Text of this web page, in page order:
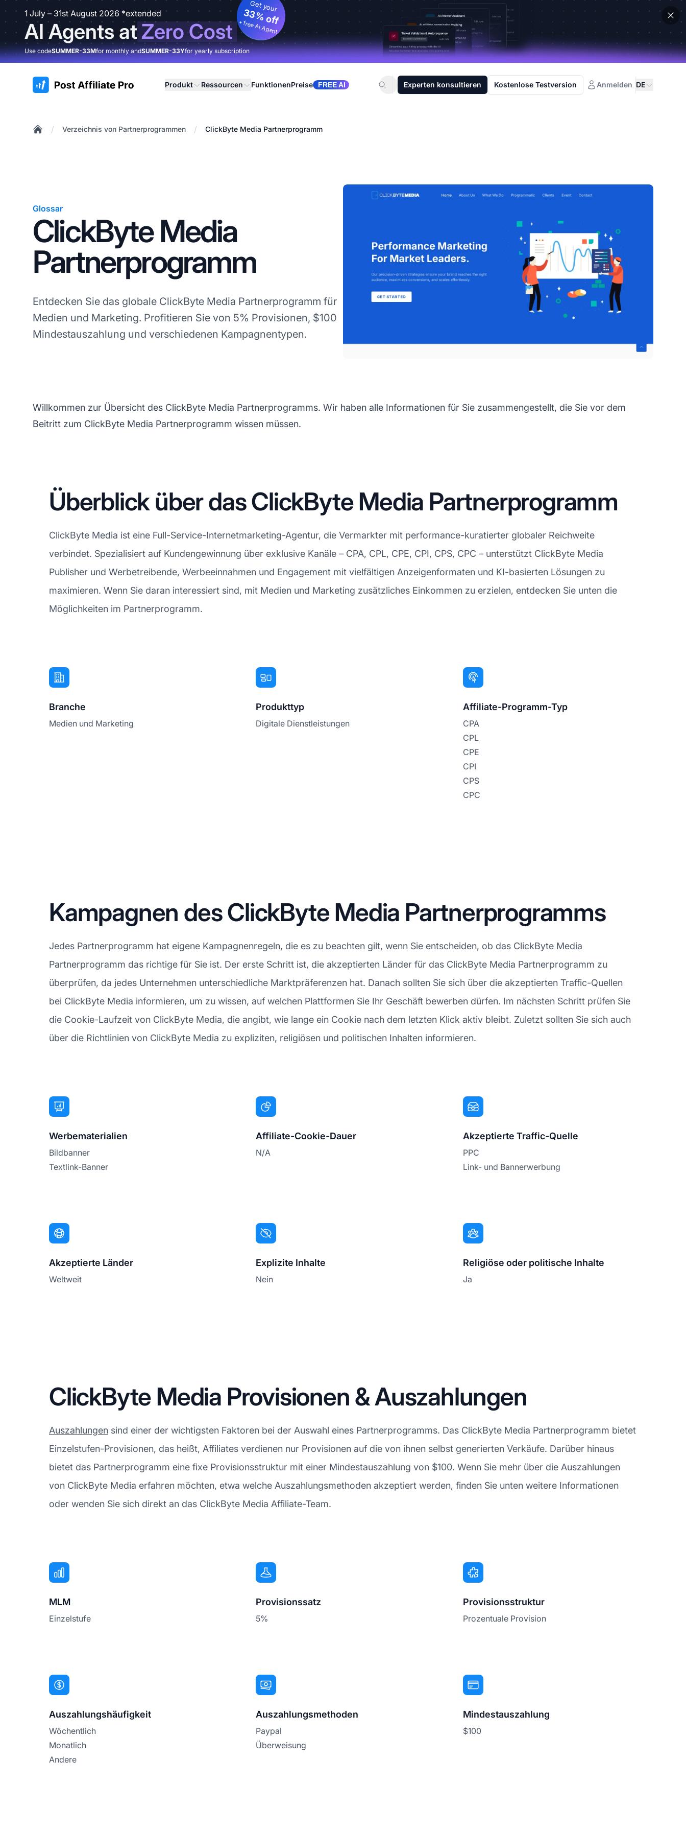
1 July – 31st August 2026 *extended
AI Agents atZero Cost
Get your
33% off
+ free AI Agent
Use codeSUMMER-33Mfor monthly andSUMMER-33Yfor yearly subscription
:site.title Produkt Ressourcen FunktionenPreise FREE AI Experten konsultieren Kostenlose Testversion Anmelden DE
/ Verzeichnis von Partnerprogrammen / ClickByte Media Partnerprogramm
Glossar
ClickByte Media
Partnerprogramm
Entdecken Sie das globale ClickByte Media Partnerprogramm für
Medien und Marketing. Profitieren Sie von 5% Provisionen, $100
Mindestauszahlung und verschiedenen Kampagnentypen.
Willkommen zur Übersicht des ClickByte Media Partnerprogramms. Wir haben alle Informationen für Sie zusammengestellt, die Sie vor dem
Beitritt zum ClickByte Media Partnerprogramm wissen müssen.
Überblick über das ClickByte Media Partnerprogramm
ClickByte Media ist eine Full-Service-Internetmarketing-Agentur, die Vermarkter mit performance-kuratierter globaler Reichweite
verbindet. Spezialisiert auf Kundengewinnung über exklusive Kanäle – CPA, CPL, CPE, CPI, CPS, CPC – unterstützt ClickByte Media
Publisher und Werbetreibende, Werbeeinnahmen und Engagement mit vielfältigen Anzeigenformaten und KI-basierten Lösungen zu
maximieren. Wenn Sie daran interessiert sind, mit Medien und Marketing zusätzliches Einkommen zu erzielen, entdecken Sie unten die
Möglichkeiten im Partnerprogramm.
Branche
Medien und Marketing
Produkttyp
Digitale Dienstleistungen
Affiliate-Programm-Typ
CPA
CPL
CPE
CPI
CPS
CPC
Kampagnen des ClickByte Media Partnerprogramms
Jedes Partnerprogramm hat eigene Kampagnenregeln, die es zu beachten gilt, wenn Sie entscheiden, ob das ClickByte Media
Partnerprogramm das richtige für Sie ist. Der erste Schritt ist, die akzeptierten Länder für das ClickByte Media Partnerprogramm zu
überprüfen, da jedes Unternehmen unterschiedliche Marktpräferenzen hat. Danach sollten Sie sich über die akzeptierten Traffic-Quellen
bei ClickByte Media informieren, um zu wissen, auf welchen Plattformen Sie Ihr Geschäft bewerben dürfen. Im nächsten Schritt prüfen Sie
die Cookie-Laufzeit von ClickByte Media, die angibt, wie lange ein Cookie nach dem letzten Klick aktiv bleibt. Zuletzt sollten Sie sich auch
über die Richtlinien von ClickByte Media zu expliziten, religiösen und politischen Inhalten informieren.
Werbematerialien
Bildbanner
Textlink-Banner
Affiliate-Cookie-Dauer
N/A
Akzeptierte Traffic-Quelle
PPC
Link- und Bannerwerbung
Akzeptierte Länder
Weltweit
Explizite Inhalte
Nein
Religiöse oder politische Inhalte
Ja
ClickByte Media Provisionen & Auszahlungen
Auszahlungen sind einer der wichtigsten Faktoren bei der Auswahl eines Partnerprogramms. Das ClickByte Media Partnerprogramm bietet
Einzelstufen-Provisionen, das heißt, Affiliates verdienen nur Provisionen auf die von ihnen selbst generierten Verkäufe. Darüber hinaus
bietet das Partnerprogramm eine fixe Provisionsstruktur mit einer Mindestauszahlung von $100. Wenn Sie mehr über die Auszahlungen
von ClickByte Media erfahren möchten, etwa welche Auszahlungsmethoden akzeptiert werden, finden Sie unten weitere Informationen
oder wenden Sie sich direkt an das ClickByte Media Affiliate-Team.
MLM
Einzelstufe
Provisionssatz
5%
Provisionsstruktur
Prozentuale Provision
Auszahlungshäufigkeit
Wöchentlich
Monatlich
Andere
Auszahlungsmethoden
Paypal
Überweisung
Mindestauszahlung
$100